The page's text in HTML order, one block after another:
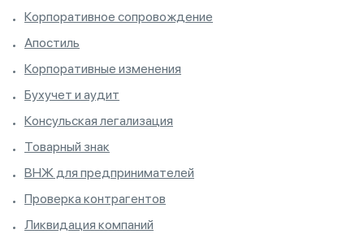
Корпоративное сопровождение
Апостиль
Корпоративные изменения
Бухучет и аудит
Консульская легализация
Товарный знак
ВНЖ для предпринимателей
Проверка контрагентов
Ликвидация компаний